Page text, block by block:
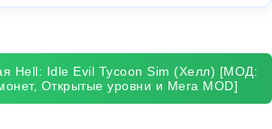
Hell: Idle Evil Tycoon Sim (Хелл) [МОД:
Открытые уровни и Мега MOD]